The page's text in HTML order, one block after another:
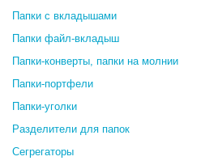
Папки с вкладышами
Папки файл-вкладыш
Папки-конверты, папки на молнии
Папки-портфели
Папки-уголки
Разделители для папок
Сегрегаторы